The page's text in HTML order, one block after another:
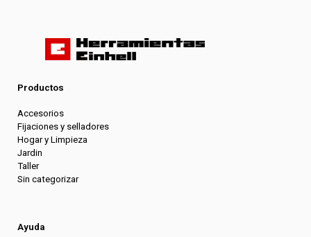
Productos
Accesorios
Fijaciones y selladores
Hogar y Limpieza
Jardin
Taller
Sin categorizar
Ayuda